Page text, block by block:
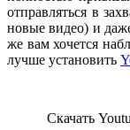
отправляться в
новые видео) и
же вам хочется
лучше установить
Скачать